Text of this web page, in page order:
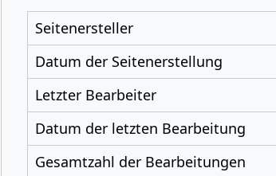
Seitenersteller
Datum der Seitenerstellung
Letzter Bearbeiter
Datum der letzten Bearbeitung
Gesamtzahl der Bearbeitungen